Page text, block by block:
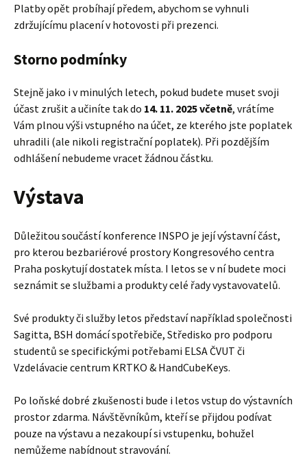
Platby opět probíhají předem, abychom se vyhnuli
zdržujícímu placení v hotovosti při prezenci.
Storno podmínky
Stejně jako i v minulých letech, pokud budete muset svoji
účast zrušit a učiníte tak do 14. 11. 2025 včetně, vrátíme
Vám plnou výši vstupného na účet, ze kterého jste poplatek
uhradili (ale nikoli registrační poplatek). Při pozdějším
odhlášení nebudeme vracet žádnou částku.
Výstava
Důležitou součástí konference INSPO je její výstavní část,
pro kterou bezbariérové prostory Kongresového centra
Praha poskytují dostatek místa. I letos se v ní budete moci
seznámit se službami a produkty celé řady vystavovatelů.
Své produkty či služby letos představí například společnosti
Sagitta, BSH domácí spotřebiče, Středisko pro podporu
studentů se specifickými potřebami ELSA ČVUT či
Vzdelávacie centrum KRTKO & HandCubeKeys.
Po loňské dobré zkušenosti bude i letos vstup do výstavních
prostor zdarma. Návštěvníkům, kteří se přijdou podívat
pouze na výstavu a nezakoupí si vstupenku, bohužel
nemůžeme nabídnout stravování.